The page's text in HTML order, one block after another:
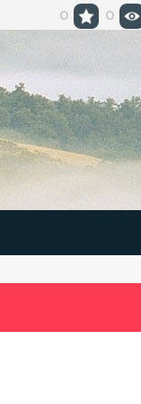
0 0